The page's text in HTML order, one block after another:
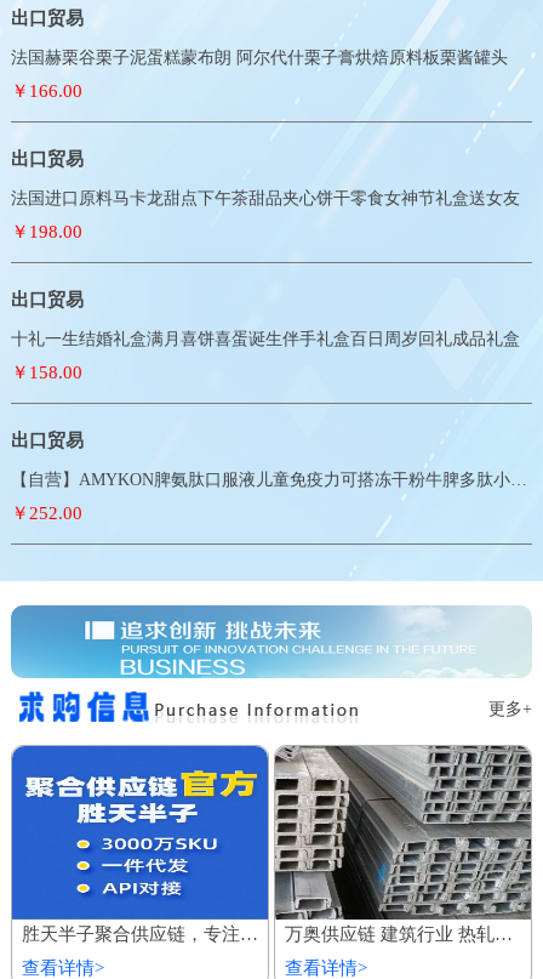
出口贸易
法国赫栗谷栗子泥蛋糕蒙布朗 阿尔代什栗子膏烘焙原料板栗酱罐头
￥166.00
出口贸易
法国进口原料马卡龙甜点下午茶甜品夹心饼干零食女神节礼盒送女友
￥198.00
出口贸易
十礼一生结婚礼盒满月喜饼喜蛋诞生伴手礼盒百日周岁回礼成品礼盒
￥158.00
出口贸易
【自营】AMYKON脾氨肽口服液儿童免疫力可搭冻干粉牛脾多肽小分子
￥252.00
更多+
胜天半子聚合供应链，专注服务私域商城 百万厂价商品
查看详情>
万奥供应链 建筑行业 热轧镀锌槽钢 欢迎到厂参观
查看详情>